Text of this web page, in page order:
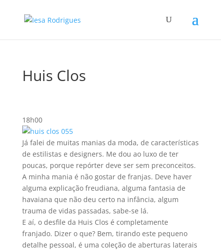
Huis Clos
18h00
Já falei de muitas manias da moda, de caracterí­sticas
de estilistas e designers. Me dou ao luxo de ter
poucas, porque repórter deve ser sem preconceitos.
A minha mania é não gostar de franjas. Deve haver
alguma explicação freudiana, alguma fantasia de
havaiana que não deu certo na infância, algum
trauma de vidas passadas, sabe-se lá.
E aí­, o desfile da Huis Clos é completamente
franjado. Dizer o que? Bem, tirando este pequeno
detalhe pessoal, é uma coleção de aberturas laterais